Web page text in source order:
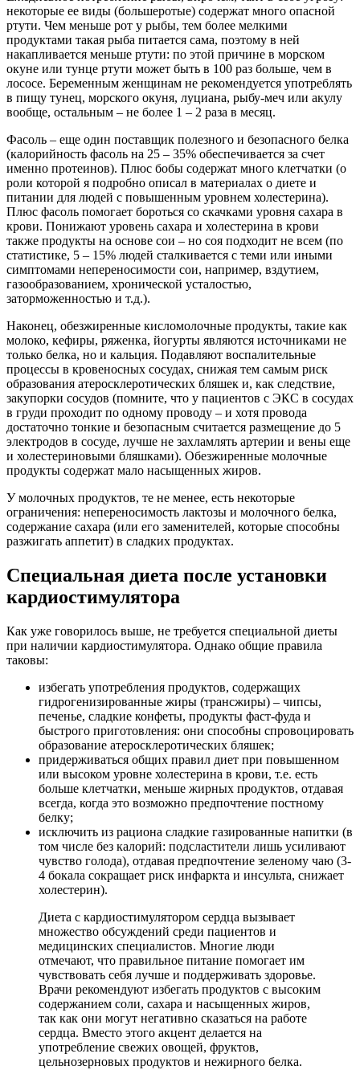
некоторые ее виды (большеротые) содержат много опасной
ртути. Чем меньше рот у рыбы, тем более мелкими
продуктами такая рыба питается сама, поэтому в ней
накапливается меньше ртути: по этой причине в морском
окуне или тунце ртути может быть в 100 раз больше, чем в
лососе. Беременным женщинам не рекомендуется употреблять
в пищу тунец, морского окуня, луциана, рыбу-меч или акулу
вообще, остальным – не более 1 – 2 раза в месяц.
Фасоль – еще один поставщик полезного и безопасного белка
(калорийность фасоль на 25 – 35% обеспечивается за счет
именно протеинов). Плюс бобы содержат много клетчатки (о
роли которой я подробно описал в материалах о диете и
питании для людей с повышенным уровнем холестерина).
Плюс фасоль помогает бороться со скачками уровня сахара в
крови. Понижают уровень сахара и холестерина в крови
также продукты на основе сои – но соя подходит не всем (по
статистике, 5 – 15% людей сталкивается с теми или иными
симптомами непереносимости сои, например, вздутием,
газообразованием, хронической усталостью,
заторможенностью и т.д.).
Наконец, обезжиренные кисломолочные продукты, такие как
молоко, кефиры, ряженка, йогурты являются источниками не
только белка, но и кальция. Подавляют воспалительные
процессы в кровеносных сосудах, снижая тем самым риск
образования атеросклеротических бляшек и, как следствие,
закупорки сосудов (помните, что у пациентов с ЭКС в сосудах
в груди проходит по одному проводу – и хотя провода
достаточно тонкие и безопасным считается размещение до 5
электродов в сосуде, лучше не захламлять артерии и вены еще
и холестериновыми бляшками). Обезжиренные молочные
продукты содержат мало насыщенных жиров.
У молочных продуктов, те не менее, есть некоторые
ограничения: непереносимость лактозы и молочного белка,
содержание сахара (или его заменителей, которые способны
разжигать аппетит) в сладких продуктах.
Специальная диета после установки
кардиостимулятора
Как уже говорилось выше, не требуется специальной диеты
при наличии кардиостимулятора. Однако общие правила
таковы:
избегать употребления продуктов, содержащих
гидрогенизированные жиры (трансжиры) – чипсы,
печенье, сладкие конфеты, продукты фаст-фуда и
быстрого приготовления: они способны спровоцировать
образование атеросклеротических бляшек;
придерживаться общих правил диет при повышенном
или высоком уровне холестерина в крови, т.е. есть
больше клетчатки, меньше жирных продуктов, отдавая
всегда, когда это возможно предпочтение постному
белку;
исключить из рациона сладкие газированные напитки (в
том числе без калорий: подсластители лишь усиливают
чувство голода), отдавая предпочтение зеленому чаю (3-
4 бокала сокращает риск инфаркта и инсульта, снижает
холестерин).
Диета с кардиостимулятором сердца вызывает
множество обсуждений среди пациентов и
медицинских специалистов. Многие люди
отмечают, что правильное питание помогает им
чувствовать себя лучше и поддерживать здоровье.
Врачи рекомендуют избегать продуктов с высоким
содержанием соли, сахара и насыщенных жиров,
так как они могут негативно сказаться на работе
сердца. Вместо этого акцент делается на
употребление свежих овощей, фруктов,
цельнозерновых продуктов и нежирного белка.